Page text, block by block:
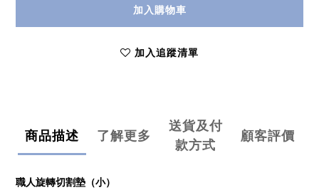
加入購物車
加入追蹤清單
商品描述 了解更多
送貨及付
款方式
顧客評價
職人旋轉切割墊（小）